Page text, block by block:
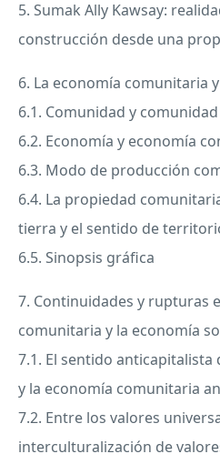
5. Sumak Ally Kawsay:
construcción desde una
6. La economía comunitaria
6.1. Comunidad y
6.2. Economía y economía
6.3. Modo de producción
6.4. La propiedad
tierra y el sentido de
6.5. Sinopsis gráfica
7. Continuidades y rupturas
comunitaria y la economía
7.1. El sentido
y la economía comunitaria
7.2. Entre los valores
interculturalización de